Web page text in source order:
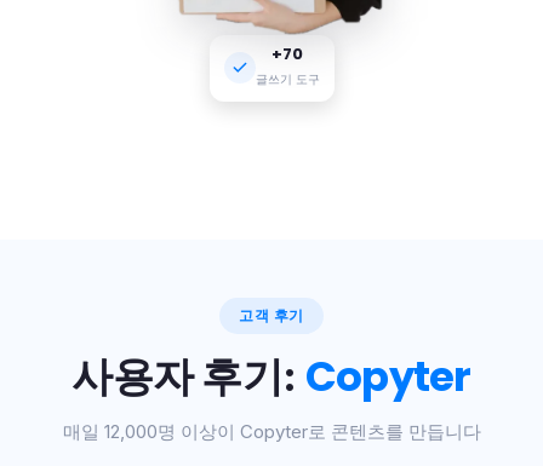
+70
글쓰기 도구
고객 후기
사용자 후기: Copyter
매일 12,000명 이상이 Copyter로 콘텐츠를 만듭니다